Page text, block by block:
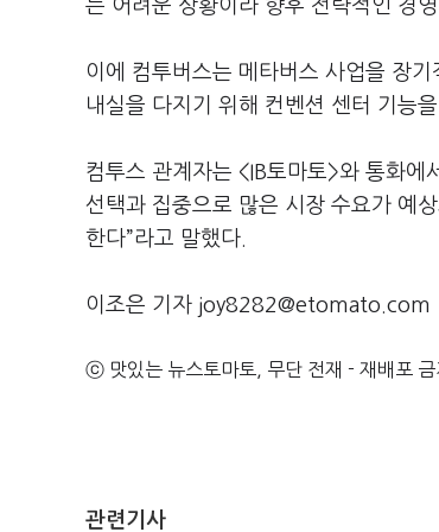
는 어려운 상황이라 향후 전략적인 경
이에 컴투버스는 메타버스 사업을 장
내실을 다지기 위해 컨벤션 센터 기능
컴투스 관계자는 <IB토마토>와 통화에
선택과 집중으로 많은 시장 수요가 예
한다”라고 말했다.
이조은 기자 joy8282@etomato.com
ⓒ 맛있는 뉴스토마토, 무단 전재 - 재배포 금
관련기사